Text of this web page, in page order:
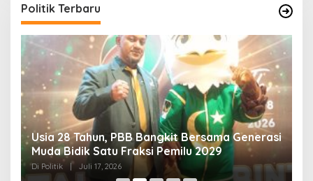
Politik Terbaru
Usia 28 Tahun, PBB Bangkit Bersama Generasi
Muda Bidik Satu Fraksi Pemilu 2029
Di Politik | Juli 17, 2026